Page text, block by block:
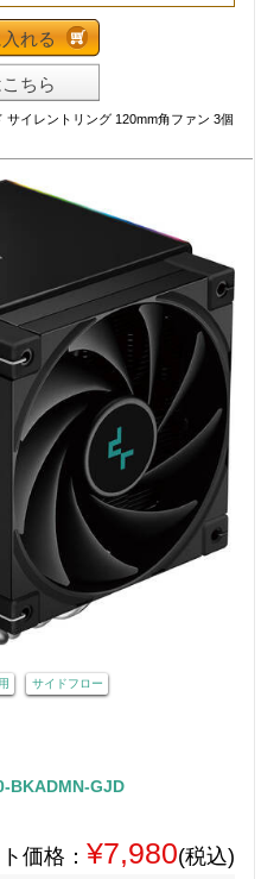
れる
ちら
イレントリング 120mm角ファン 3個
サイドフロー
BKADMN-GJD
価格： ¥7,980(税込)